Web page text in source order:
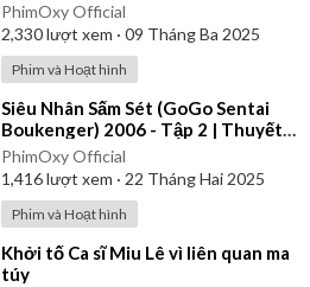
PhimOxy Official
2,330lượt xem · 09 Tháng Ba 2025
Phim và Hoạt hình
⁣Siêu Nhân Sấm Sét (GoGo Sentai
Boukenger) 2006 - Tập 2 | Thuyết
Minh
PhimOxy Official
1,416lượt xem · 22 Tháng Hai 2025
Phim và Hoạt hình
⁣Khởi tố Ca sĩ Miu Lê vì liên quan ma
túy